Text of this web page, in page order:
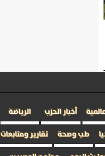
أخبار الحزب الرياضة
طب وصحة تقارير ومتابعات